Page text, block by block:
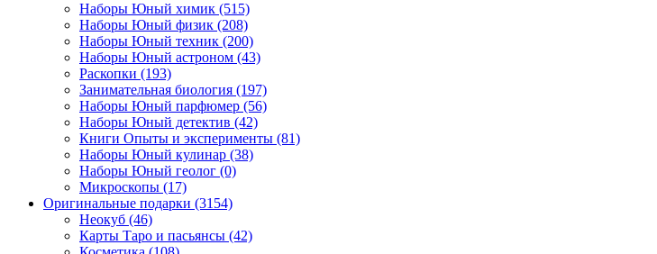
Наборы Юный химик (515)
Наборы Юный физик (208)
Наборы Юный техник (200)
Наборы Юный астроном (43)
Раскопки (193)
Занимательная биология (197)
Наборы Юный парфюмер (56)
Наборы Юный детектив (42)
Книги Опыты и эксперименты (81)
Наборы Юный кулинар (38)
Наборы Юный геолог (0)
Микроскопы (17)
Оригинальные подарки (3154)
Неокуб (46)
Карты Таро и пасьянсы (42)